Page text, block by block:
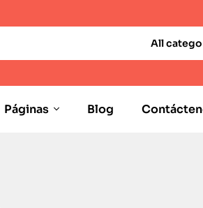
All
Páginas Blog